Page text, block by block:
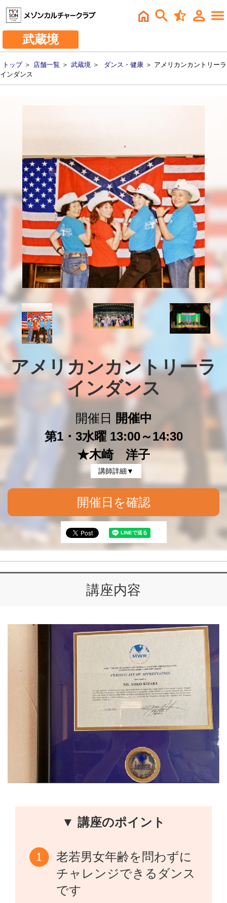
武蔵境
トップ＞ 店舗一覧 ＞ 武蔵境 ＞ ダンス・健康 ＞ アメリカンカントリーラ
インダンス
アメリカンカントリーラ
インダンス
開催日
開催中
第1・3水曜 13:00～14:30
★木崎 洋子
講師詳細▼
開催日を確認
講座内容
▼ 講座のポイント
老若男女年齢を問わずに
チャレンジできるダンス
です